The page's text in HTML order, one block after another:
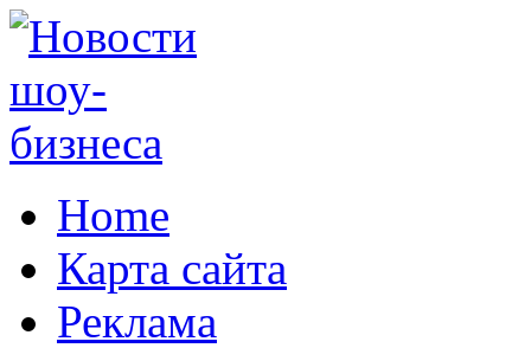
Home
Карта сайта
Реклама